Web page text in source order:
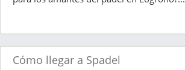
Cómo llegar a Spadel